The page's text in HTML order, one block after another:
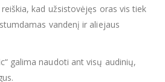
kad užsistovėjęs oras vis tiek
vandenį ir aliejaus
galima naudoti ant visų audinių,